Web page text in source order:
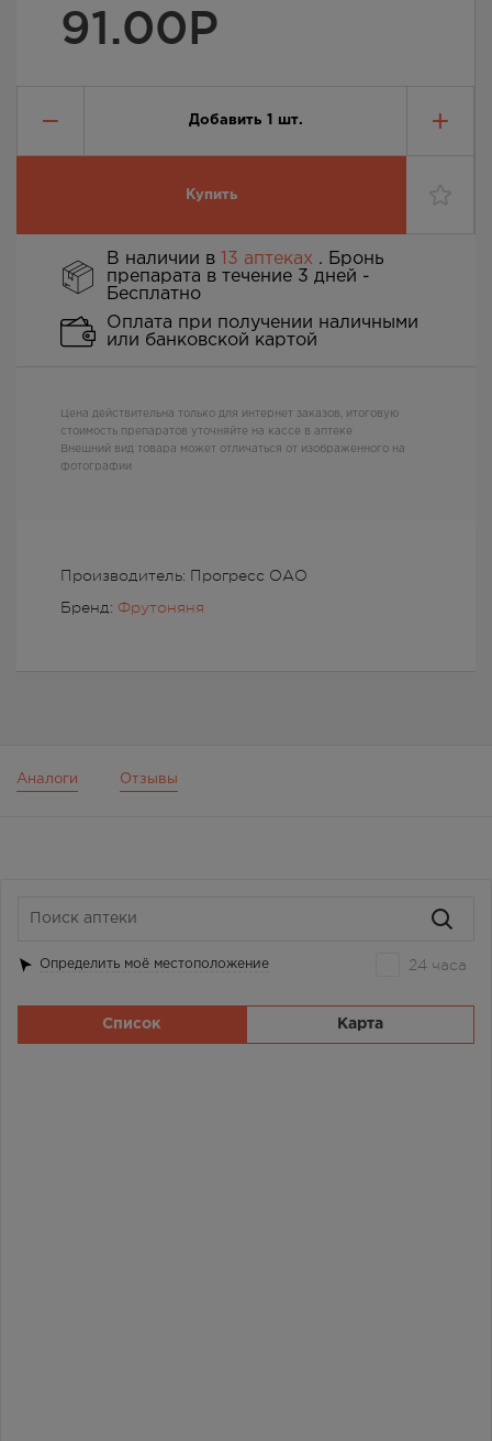
91.00Р
Добавить 1 шт.
Купить
Производитель: Прогресс ОАО
Бренд: Фрутоняня
В наличии в 13 аптеках . Бронь
препарата в течение 3 дней -
Бесплатно
Оплата при получении наличными
или банковской картой
Цена действительна только для интернет заказов, итоговую
стоимость препаратов уточняйте на кассе в аптеке
Внешний вид товара может отличаться от изображенного на
фотографии
Аналоги Отзывы
Определить моё местоположение 24 часа
Список Карта